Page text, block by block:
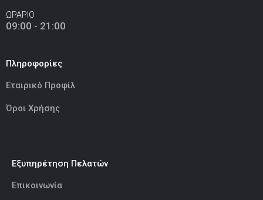
ΩΡΑΡΙΟ
09:00 - 21:00
Πληροφορίες
Εταιρικό Προφίλ
Όροι Χρήσης
Εξυπηρέτηση Πελατών
Επικοινωνία